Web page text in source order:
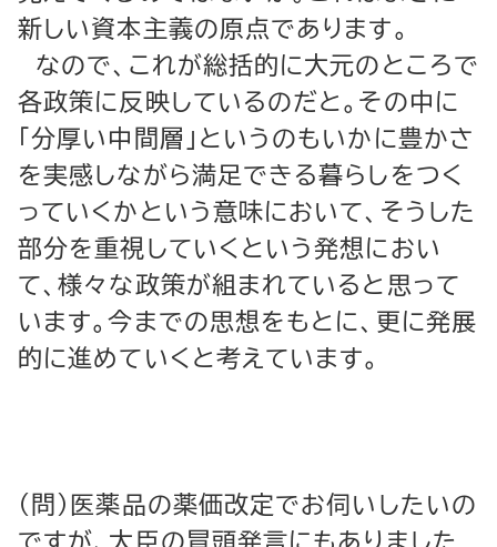
新しい資本主義の原点であります。
なので、これが総括的に大元のところで
各政策に反映しているのだと。その中に
「分厚い中間層」というのもいかに豊かさ
を実感しながら満足できる暮らしをつく
っていくかという意味において、そうした
部分を重視していくという発想におい
て、様々な政策が組まれていると思って
います。今までの思想をもとに、更に発展
的に進めていくと考えています。
（問）医薬品の薬価改定でお伺いしたいの
ですが、大臣の冒頭発言にもありました